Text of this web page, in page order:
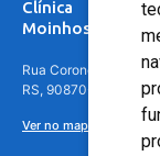
Clínica
Moinhos de
Rua Coronel Aparício
RS, 90870-016
Ver no mapa